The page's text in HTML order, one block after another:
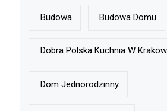
Budowa Budowa Domu
Dobra Polska Kuchnia W
Dom Jednorodzinny